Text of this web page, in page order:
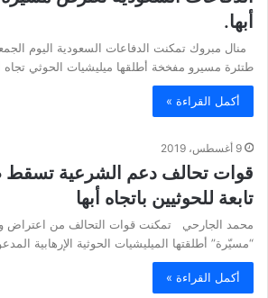
أبها.
منال مبروك تمكنت الدفاعات السعودية اليوم
طتئرة مسيرو مفخخة أطلقها ميليشيات الحوثي تجاه
أكمل القراءة »
9 أغسطس، 2019
قوات تحالف دعم الشرعية تسقط
تابعة للحوثيين باتجاه أبها
محمد الجارحي تمكنت قوات التحالف من اعتراض
“مسيّرة” أطلقتها الميليشيات الحوثية الإرهابية
أكمل القراءة »